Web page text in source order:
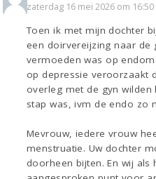
zaterdag 16 mei 2026 om 16:50
Toen ik met mijn dochter
een doirvereijzing naar de
vermoeden was op
op depressie veroorzaakt
overleg met de gyn
stap was, ivm de endo zo
Mevrouw, iedere vrouw
menstruatie. Uw dochter
doorheen bijten. En wij als